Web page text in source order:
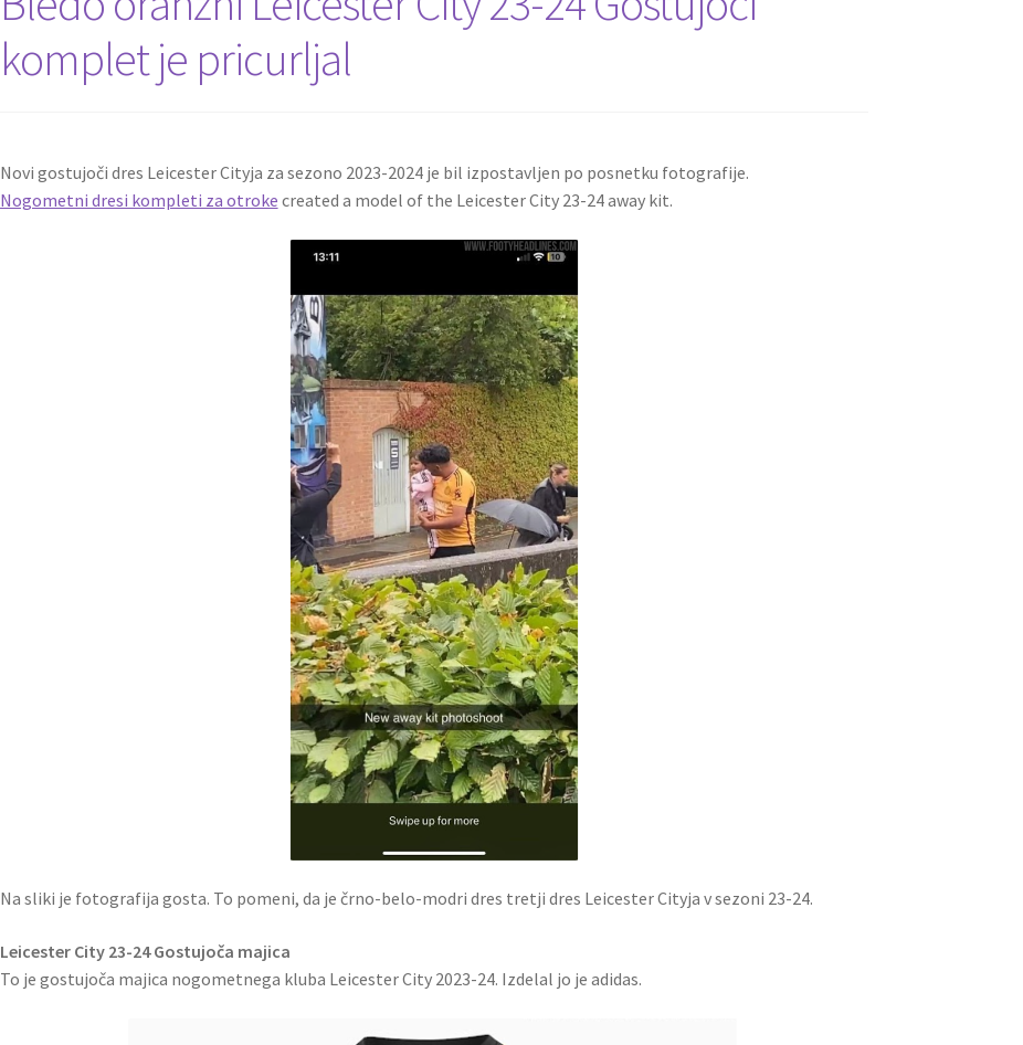
komplet je pricurljal
Novi gostujoči dres Leicester Cityja za sezono 2023-2024 je bil izpostavljen po posnetku fotografije.
Nogometni dresi kompleti za otroke created a model of the Leicester City 23-24 away kit.
Na sliki je fotografija gosta. To pomeni, da je črno-belo-modri dres tretji dres Leicester Cityja v sezoni 23-24.
Leicester City 23-24 Gostujoča majica
To je gostujoča majica nogometnega kluba Leicester City 2023-24. Izdelal jo je adidas.